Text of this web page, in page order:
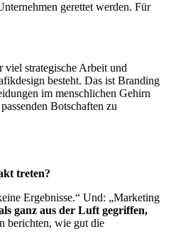
gerettet werden. Für
viel strategische Arbeit und
besteht. Das ist Branding
im menschlichen Gehirn
Botschaften zu
treten?
Ergebnisse.“ Und: „Marketing
ganz aus der Luft gegriffen,
berichten, wie gut die